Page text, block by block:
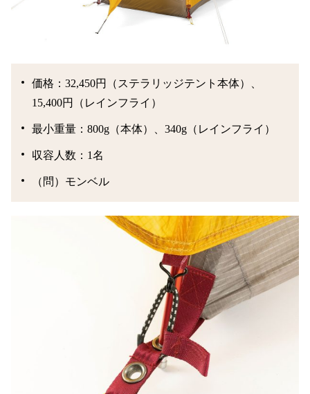
価格：32,450円（ステラリッジテント本体）、
15,400円（レインフライ）
最小重量：800g（本体）、340g（レインフライ）
収容人数：1名
（問）モンベル